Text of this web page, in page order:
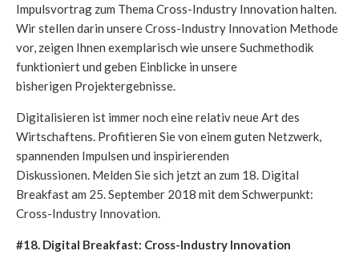
Impulsvortrag zum Thema Cross-Industry Innovation halten.
Wir stellen darin unsere Cross-Industry Innovation Methode
vor, zeigen Ihnen exemplarisch wie unsere Suchmethodik
funktioniert und geben Einblicke in unsere
bisherigen Projektergebnisse.
Digitalisieren ist immer noch eine relativ neue Art des
Wirtschaftens. Profitieren Sie von einem guten Netzwerk,
spannenden Impulsen und inspirierenden
Diskussionen. Melden Sie sich jetzt an zum 18. Digital
Breakfast am 25. September 2018 mit dem Schwerpunkt:
Cross-Industry Innovation.
#18. Digital Breakfast: Cross-Industry Innovation